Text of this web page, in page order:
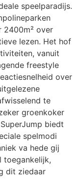
speelparadijs.
2400m² over
lezen. Het hof
vanuit
freestyle
over
te
groenkoker
biedt
spelmodi
va hede gij
toegankelijk,
dit ziedaar